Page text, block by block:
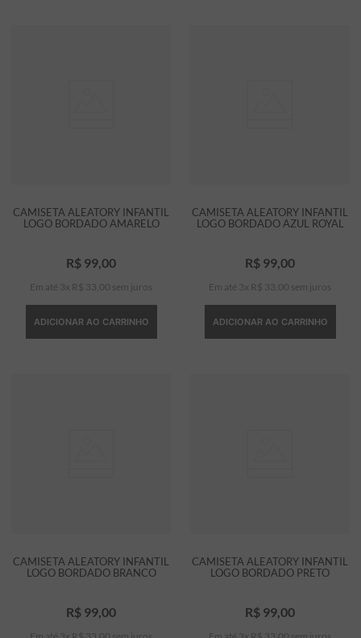
CAMISETA ALEATORY INFANTIL
LOGO BORDADO AMARELO
R$ 99,00
Em até 3 x R$ 33 00 sem juros
ADICIONAR AO CARRINHO
CAMISETA ALEATORY INFANTIL
LOGO BORDADO AZUL ROYAL
R$ 99,00
Em até 3 x R$ 33 00 sem juros
ADICIONAR AO CARRINHO
CAMISETA ALEATORY INFANTIL
LOGO BORDADO BRANCO
R$ 99,00
CAMISETA ALEATORY INFANTIL
LOGO BORDADO PRETO
R$ 99,00